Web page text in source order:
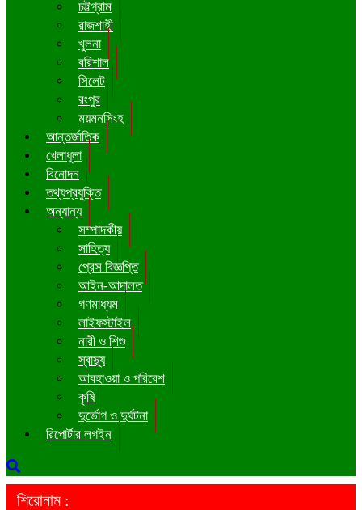
চট্টগ্রাম
রাজশাহী
খুলনা
বরিশাল
সিলেট
রংপুর
ময়মনসিংহ
আন্তর্জাতিক
খেলাধুলা
বিনোদন
তথ্যপ্রযুক্তি
অন্যান্য
সম্পাদকীয়
সাহিত্য
প্রেস বিজ্ঞপ্তি
আইন-আদালত
গণমাধ্যম
লাইফস্টাইল
নারী ও শিশু
স্বাস্থ্য
আবহাওয়া ও পরিবেশ
কৃষি
দুর্ভোগ ও দুর্ঘটনা
রিপোর্টার লগইন
শিরোনাম :